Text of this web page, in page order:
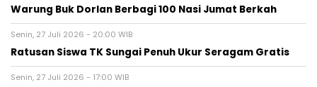
Warung Buk Dorlan Berbagi 100 Nasi Jumat Berkah
Senin, 27 Juli 2026 - 20:00 WIB
Ratusan Siswa TK Sungai Penuh Ukur Seragam Gratis
Senin, 27 Juli 2026 - 17:00 WIB